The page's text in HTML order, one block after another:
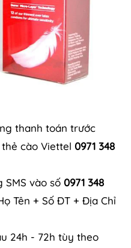
thanh toán trước
cào Viettel 0971 348
vào số 0971 348
Tên + Số ĐT + Địa Chỉ
24h - 72h tùy theo